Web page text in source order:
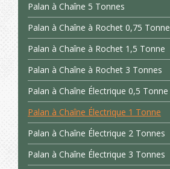
Palan à Chaîne 5 Tonnes
Palan à Chaîne à Rochet 0,75 Tonne
Palan à Chaîne à Rochet 1,5 Tonne
Palan à Chaîne à Rochet 3 Tonnes
Palan à Chaîne Électrique 0,5 Tonne
Palan à Chaîne Électrique 1 Tonne
Palan à Chaîne Électrique 2 Tonnes
Palan à Chaîne Électrique 3 Tonnes